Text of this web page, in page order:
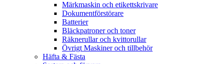
Märkmaskin och etikettskrivare
Dokumentförstörare
Batterier
Bläckpatroner och toner
Räknerullar och kvittorullar
Övrigt Maskiner och tillbehör
Häfta & Fästa